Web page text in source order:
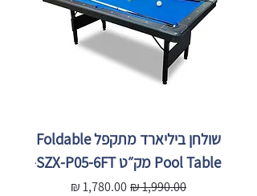
שולחן ביליארד מתקפל Foldable
Pool Table מק״ט SZX-P05-6FT
מחיר רגיל מחיר מבצע
P05-